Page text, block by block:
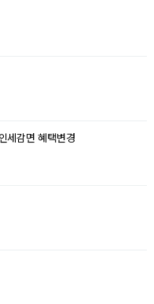
세감면 혜택변경